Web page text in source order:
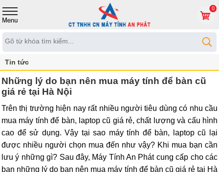
0
Tin tức
Những lý do bạn nên mua máy tính để bàn cũ
giá rẻ tại Hà Nội
Trên thị trường hiện nay rất nhiều người tiêu dùng có nhu cầu
mua máy tính để bàn, laptop cũ giá rẻ, chất lượng và cấu hình
cao để sử dụng. Vậy tại sao máy tính để bàn, laptop cũ lại
được nhiều người chọn mua đến như vậy? Khi mua bạn cần
lưu ý những gì? Sau đây, Máy Tính An Phát cung cấp cho các
bạn những lý do bạn nên mua máy tính để bàn cũ giá rẻ tại Hà